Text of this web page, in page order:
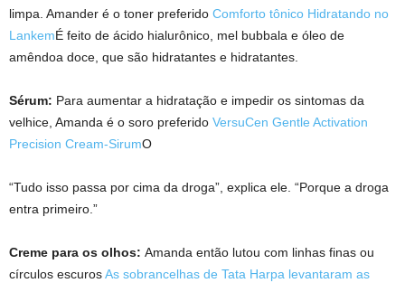
limpa. Amander é o toner preferido Comforto tônico Hidratando no
LankemÉ feito de ácido hialurônico, mel bubbala e óleo de
amêndoa doce, que são hidratantes e hidratantes.
Sérum: Para aumentar a hidratação e impedir os sintomas da
velhice, Amanda é o soro preferido VersuCen Gentle Activation
Precision Cream-SirumO
“Tudo isso passa por cima da droga”, explica ele. “Porque a droga
entra primeiro.”
Creme para os olhos: Amanda então lutou com linhas finas ou
círculos escurosAs sobrancelhas de Tata Harpa levantaram as